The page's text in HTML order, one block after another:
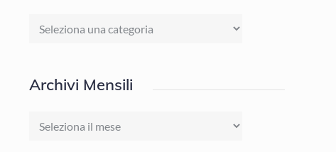
Categorie
Archivi Mensili
Archivi